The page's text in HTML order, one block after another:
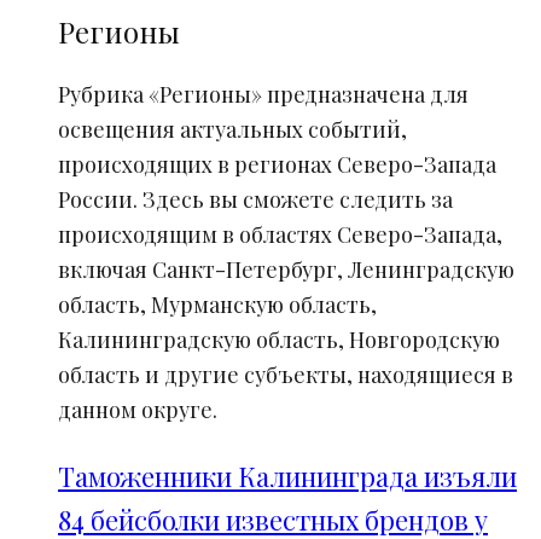
Регионы
Рубрика «Регионы» предназначена для
освещения актуальных событий,
происходящих в регионах Северо-Запада
России. Здесь вы сможете следить за
происходящим в областях Северо-Запада,
включая Санкт-Петербург, Ленинградскую
область, Мурманскую область,
Калининградскую область, Новгородскую
область и другие субъекты, находящиеся в
данном округе.
Таможенники Калининграда изъяли
84 бейсболки известных брендов у